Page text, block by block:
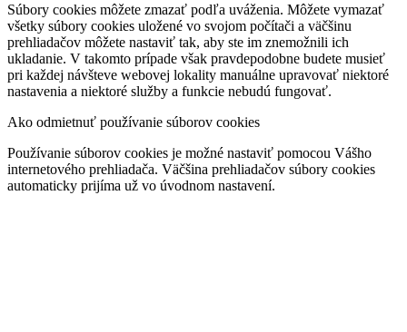
Súbory cookies môžete zmazať podľa uváženia. Môžete vymazať
všetky súbory cookies uložené vo svojom počítači a väčšinu
prehliadačov môžete nastaviť tak, aby ste im znemožnili ich
ukladanie. V takomto prípade však pravdepodobne budete musieť
pri každej návšteve webovej lokality manuálne upravovať niektoré
nastavenia a niektoré služby a funkcie nebudú fungovať.
Ako odmietnuť používanie súborov cookies
Používanie súborov cookies je možné nastaviť pomocou Vášho
internetového prehliadača. Väčšina prehliadačov súbory cookies
automaticky prijíma už vo úvodnom nastavení.